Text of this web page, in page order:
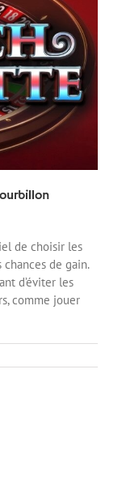
de choisir les
de gain.
d’éviter les
comme jouer